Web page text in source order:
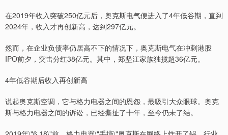
在2019年收入突破250亿元后，奥克斯电气便进入了4年低谷期，直到
2024年，收入才再创新高，达到297亿元。
然而，在企业负债率仍居高不下的情况下，奥克斯电气在冲刺港股
IPO前夕，突击分红38亿元。其中，郑坚江家族独揽超36亿元。
4年低谷期后收入再创新高
说起奥克斯空调，它与格力电器之间的恩怨，最吸引大众眼球。奥克
斯与格力电器之间的诉讼，已经撕扯了十年，至今仍未了结。